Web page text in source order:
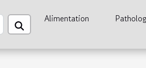
Alimentation